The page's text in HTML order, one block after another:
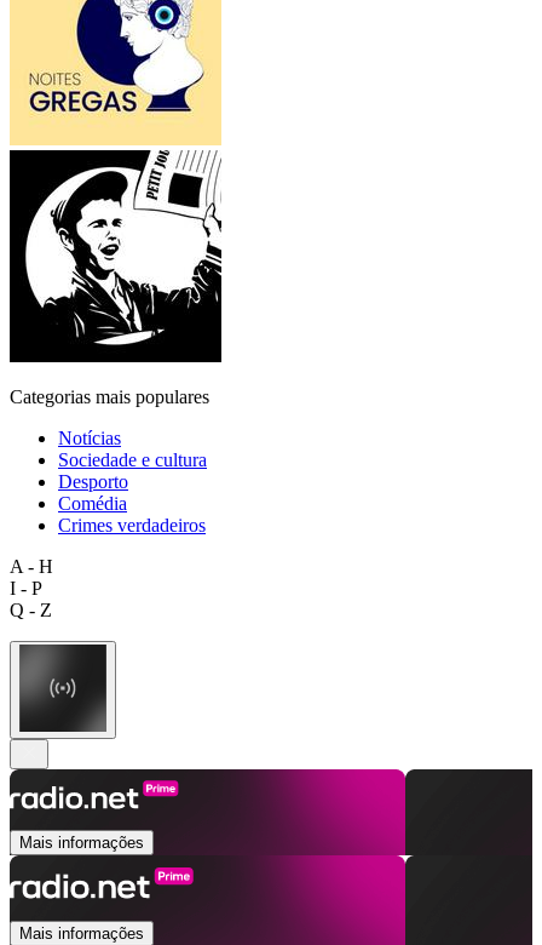
Categorias mais populares
Notícias
Sociedade e cultura
Desporto
Comédia
Crimes verdadeiros
A - H
I - P
Q - Z
Mais informações
Mais informações